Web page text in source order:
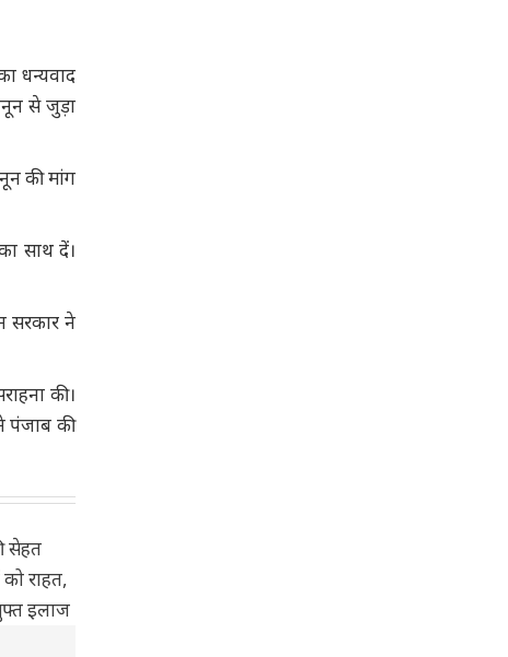
धन्यवाद
से जुड़ा
की मांग
साथ दें।
सरकार ने
की।
पंजाब की